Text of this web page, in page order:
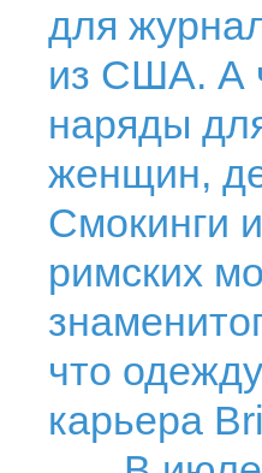
для
из США. А
наряды
женщин,
Смокинги
римских
что
карьера